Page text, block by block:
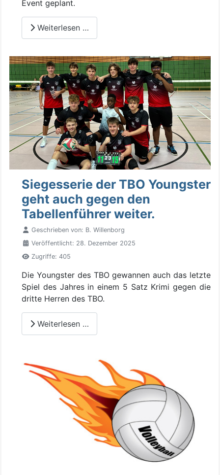
Event geplant.
Weiterlesen …
Siegesserie der TBO Youngster
geht auch gegen den
Tabellenführer weiter.
Geschrieben von: B. Willenborg
Veröffentlicht: 28. Dezember 2025
Zugriffe: 405
Die Youngster des TBO gewannen auch das letzte
Spiel des Jahres in einem 5 Satz Krimi gegen die
dritte Herren des TBO.
Weiterlesen …